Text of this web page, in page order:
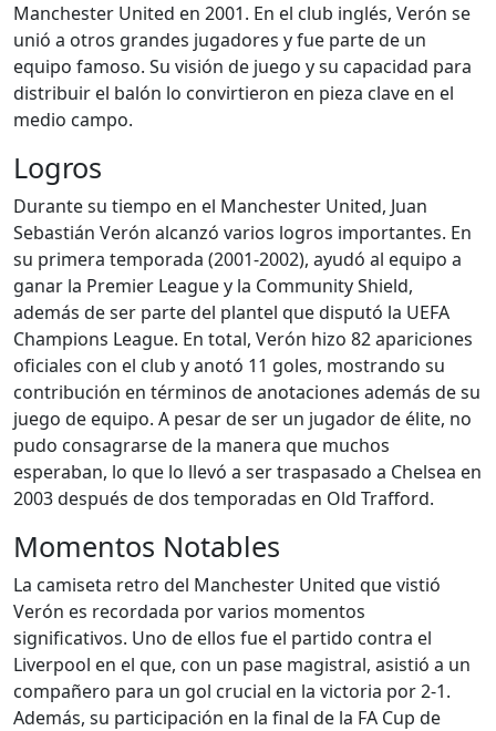
Manchester United en 2001. En el club inglés, Verón se
unió a otros grandes jugadores y fue parte de un
equipo famoso. Su visión de juego y su capacidad para
distribuir el balón lo convirtieron en pieza clave en el
medio campo.
Logros
Durante su tiempo en el Manchester United, Juan
Sebastián Verón alcanzó varios logros importantes. En
su primera temporada (2001-2002), ayudó al equipo a
ganar la Premier League y la Community Shield,
además de ser parte del plantel que disputó la UEFA
Champions League. En total, Verón hizo 82 apariciones
oficiales con el club y anotó 11 goles, mostrando su
contribución en términos de anotaciones además de su
juego de equipo. A pesar de ser un jugador de élite, no
pudo consagrarse de la manera que muchos
esperaban, lo que lo llevó a ser traspasado a Chelsea en
2003 después de dos temporadas en Old Trafford.
Momentos Notables
La camiseta retro del Manchester United que vistió
Verón es recordada por varios momentos
significativos. Uno de ellos fue el partido contra el
Liverpool en el que, con un pase magistral, asistió a un
compañero para un gol crucial en la victoria por 2-1.
Además, su participación en la final de la FA Cup de